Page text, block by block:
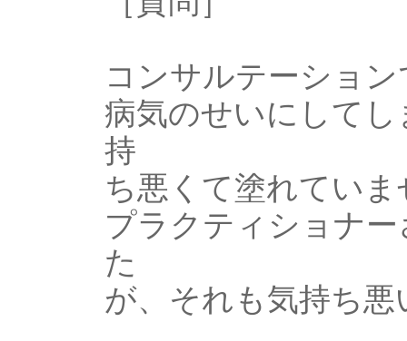
コンサルテーショ
病気のせいにして
持
ち悪くて塗れていま
プラクティショナ
た
が、それも気持ち悪